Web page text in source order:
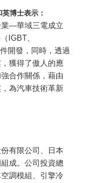
博士表示：
業—華域三電成立
IGBT、
開發，同時，透過
獲得了傲人的應
合作關係，藉由
為汽車技術革新
有限公司、日本
成。公司投資總
調模組、引擎冷